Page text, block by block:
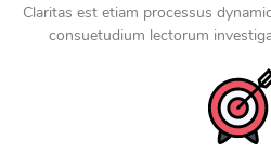
Claritas est etiam processus
consuetudium lectorum